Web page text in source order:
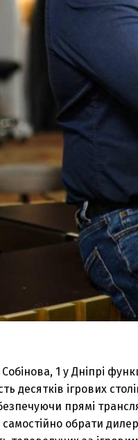
1 у Дніпрі
десятків ігрових
прямі
обрати